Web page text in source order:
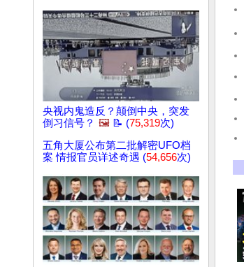
央视内鬼造反？颠倒中央，突发
倒习信号？ 🖼️ 📝 (75,319次)
五角大厦公布第二批解密UFO档
案 情报官员详述奇遇 (54,656次)